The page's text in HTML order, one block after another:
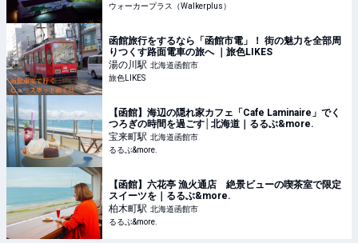
ウォーカープラス（Walkerplus）
函館旅行をするなら「函館市電」！ 街の魅力を全部周
りつくす路面電車の旅へ ｜旅色LIKES
湯の川駅 北海道函館市
旅色LIKES
【函館】海辺の隠れ家カフェ「Cafe Laminaire」でく
つろぎの時間を過ごす│北海道｜るるぶ&more.
宝来町駅 北海道函館市
るるぶ&more.
【函館】六花亭 漁火通店 絶景ビューの喫茶室で限定
スイーツを｜るるぶ&more.
柏木町駅 北海道函館市
るるぶ&more.